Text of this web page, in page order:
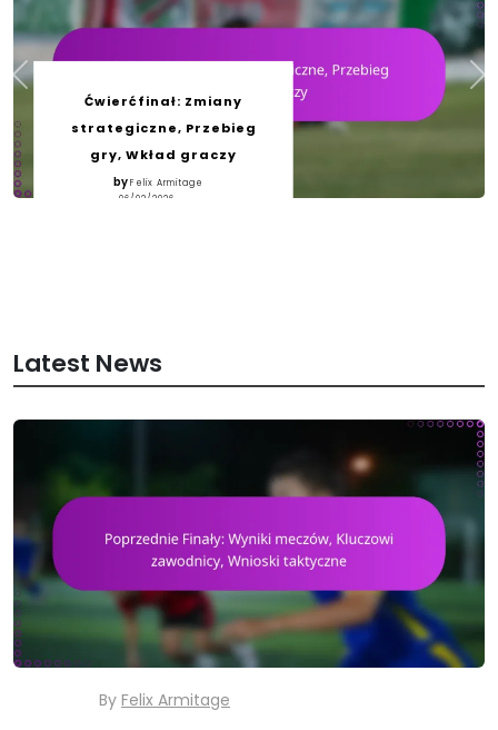
Ćwierćfinał: Zmiany
strategiczne, Przebieg
gry, Wkład graczy
byFelix Armitage
06/02/2026
Latest News
By Felix Armitage